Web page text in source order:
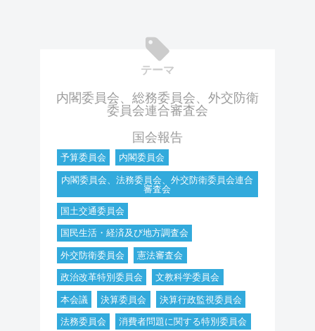
テーマ
内閣委員会、総務委員会、外交防衛
委員会連合審査会
国会報告
予算委員会
内閣委員会
内閣委員会、法務委員会、外交防衛委員会連合
審査会
国土交通委員会
国民生活・経済及び地方調査会
外交防衛委員会
憲法審査会
政治改革特別委員会
文教科学委員会
本会議
決算委員会
決算行政監視委員会
法務委員会
消費者問題に関する特別委員会